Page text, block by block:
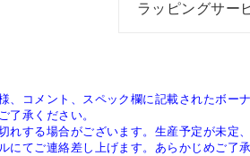
ラッピングサー
、コメント、スペック欄に記載されたボー
了承ください。
れする場合がございます。生産予定が未定
にてご連絡差し上げます。あらかじめご了